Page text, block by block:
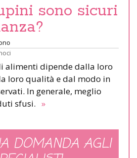
sono sicuri
alimenti dipende dalla loro
loro qualità e dal modo in
In generale, meglio
sfusi. »
DOMANDA AGLI